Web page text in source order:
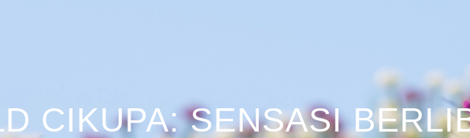
CIKUPA: SENSASI